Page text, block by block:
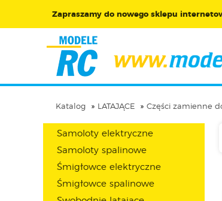
Zapraszamy do nowego sklepu
Katalog LATAJĄCE Części zamienne
Samoloty elektryczne
Samoloty spalinowe
Śmigłowce elektryczne
Śmigłowce spalinowe